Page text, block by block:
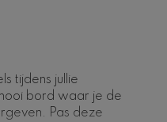
tijdens jullie
bord waar je de
Pas deze